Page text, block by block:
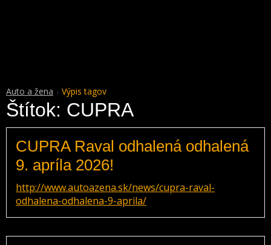
Auto a žena Výpis tagov
Štítok: CUPRA
CUPRA Raval odhalená odhalená
9. apríla 2026!
http://www.autoazena.sk/news/cupra-raval-
odhalena-odhalena-9-aprila/